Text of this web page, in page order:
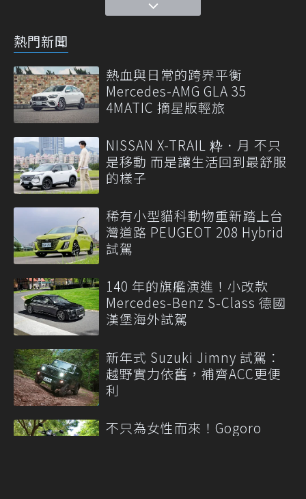
熱門新聞
熱血與日常的跨界平衡
Mercedes-AMG GLA 35
4MATIC 摘星版輕旅
NISSAN X-TRAIL 粋．月 不只
是移動 而是讓生活回到最舒服
的樣子
稀有小型貓科動物重新踏上台
灣道路 PEUGEOT 208 Hybrid
試駕
140 年的旗艦演進！小改款
Mercedes-Benz S-Class 德國
漢堡海外試駕
新年式 Suzuki Jimny 試駕：
越野實力依舊，補齊ACC更便
利
不只為女性而來！Gogoro